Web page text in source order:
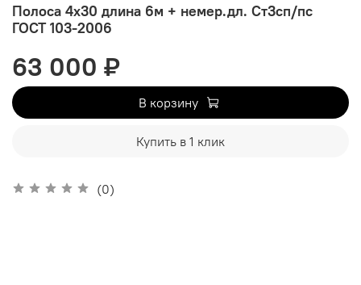
Полоса 4х30 длина 6м + немер.дл. Ст3сп/пс
ГОСТ 103-2006
(0)
63 000 ₽
В корзину
Купить в 1 клик